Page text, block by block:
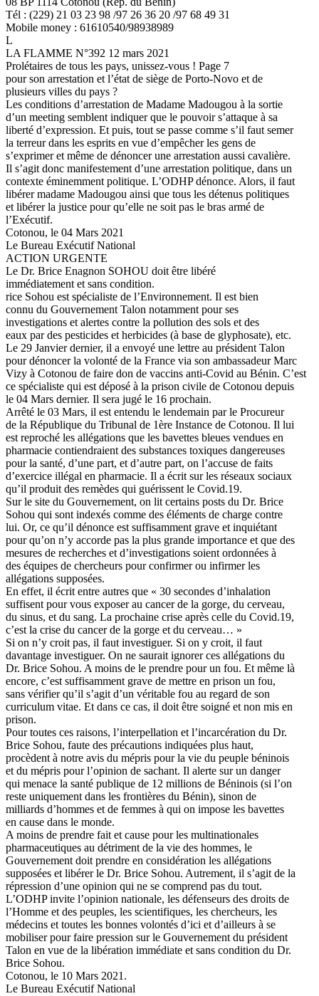
Tél : (229) 21 03 23 98 /97 26 36 20 /97 68 49 31
Mobile money : 61610540/98938989
L
LA FLAMME N°392 12 mars 2021
Prolétaires de tous les pays, unissez-vous ! Page 7
pour son arrestation et l’état de siège de Porto-Novo et de
plusieurs villes du pays ?
Les conditions d’arrestation de Madame Madougou à la sortie
d’un meeting semblent indiquer que le pouvoir s’attaque à sa
liberté d’expression. Et puis, tout se passe comme s’il faut semer
la terreur dans les esprits en vue d’empêcher les gens de
s’exprimer et même de dénoncer une arrestation aussi cavalière.
Il s’agit donc manifestement d’une arrestation politique, dans un
contexte éminemment politique. L’ODHP dénonce. Alors, il faut
libérer madame Madougou ainsi que tous les détenus politiques
et libérer la justice pour qu’elle ne soit pas le bras armé de
l’Exécutif.
Cotonou, le 04 Mars 2021
Le Bureau Exécutif National
ACTION URGENTE
Le Dr. Brice Enagnon SOHOU doit être libéré
immédiatement et sans condition.
rice Sohou est spécialiste de l’Environnement. Il est bien
connu du Gouvernement Talon notamment pour ses
investigations et alertes contre la pollution des sols et des
eaux par des pesticides et herbicides (à base de glyphosate), etc.
Le 29 Janvier dernier, il a envoyé une lettre au président Talon
pour dénoncer la volonté de la France via son ambassadeur Marc
Vizy à Cotonou de faire don de vaccins anti-Covid au Bénin. C’est
ce spécialiste qui est déposé à la prison civile de Cotonou depuis
le 04 Mars dernier. Il sera jugé le 16 prochain.
Arrêté le 03 Mars, il est entendu le lendemain par le Procureur
de la République du Tribunal de 1ère Instance de Cotonou. Il lui
est reproché les allégations que les bavettes bleues vendues en
pharmacie contiendraient des substances toxiques dangereuses
pour la santé, d’une part, et d’autre part, on l’accuse de faits
d’exercice illégal en pharmacie. Il a écrit sur les réseaux sociaux
qu’il produit des remèdes qui guérissent le Covid.19.
Sur le site du Gouvernement, on lit certains posts du Dr. Brice
Sohou qui sont indexés comme des éléments de charge contre
lui. Or, ce qu’il dénonce est suffisamment grave et inquiétant
pour qu’on n’y accorde pas la plus grande importance et que des
mesures de recherches et d’investigations soient ordonnées à
des équipes de chercheurs pour confirmer ou infirmer les
allégations supposées.
En effet, il écrit entre autres que « 30 secondes d’inhalation
suffisent pour vous exposer au cancer de la gorge, du cerveau,
du sinus, et du sang. La prochaine crise après celle du Covid.19,
c’est la crise du cancer de la gorge et du cerveau… »
Si on n’y croit pas, il faut investiguer. Si on y croit, il faut
davantage investiguer. On ne saurait ignorer ces allégations du
Dr. Brice Sohou. A moins de le prendre pour un fou. Et même là
encore, c’est suffisamment grave de mettre en prison un fou,
sans vérifier qu’il s’agit d’un véritable fou au regard de son
curriculum vitae. Et dans ce cas, il doit être soigné et non mis en
prison.
Pour toutes ces raisons, l’interpellation et l’incarcération du Dr.
Brice Sohou, faute des précautions indiquées plus haut,
procèdent à notre avis du mépris pour la vie du peuple béninois
et du mépris pour l’opinion de sachant. Il alerte sur un danger
qui menace la santé publique de 12 millions de Béninois (si l’on
reste uniquement dans les frontières du Bénin), sinon de
milliards d’hommes et de femmes à qui on impose les bavettes
en cause dans le monde.
A moins de prendre fait et cause pour les multinationales
pharmaceutiques au détriment de la vie des hommes, le
Gouvernement doit prendre en considération les allégations
supposées et libérer le Dr. Brice Sohou. Autrement, il s’agit de la
répression d’une opinion qui ne se comprend pas du tout.
L’ODHP invite l’opinion nationale, les défenseurs des droits de
l’Homme et des peuples, les scientifiques, les chercheurs, les
médecins et toutes les bonnes volontés d’ici et d’ailleurs à se
mobiliser pour faire pression sur le Gouvernement du président
Talon en vue de la libération immédiate et sans condition du Dr.
Brice Sohou.
Cotonou, le 10 Mars 2021.
Le Bureau Exécutif National